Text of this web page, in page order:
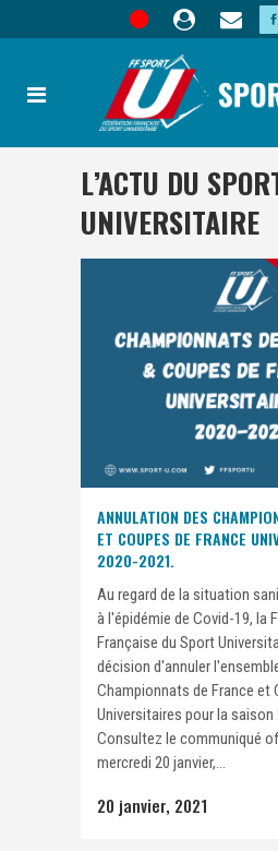
L’ACTU DU
UNIVERSITAIRE
ANNULATION DES
ET COUPES DE FRANCE
2020-2021.
Au regard de la situation
à l'épidémie de Covid-19, la
Française du Sport
décision d'annuler
Championnats de France et
Universitaires pour la saison
Consultez le communiqué
mercredi 20 janvier,...
20 janvier, 2021